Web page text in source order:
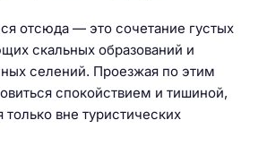
отсюда — это сочетание густых
скальных образований и
селений. Проезжая по этим
спокойствием и тишиной,
вне туристических